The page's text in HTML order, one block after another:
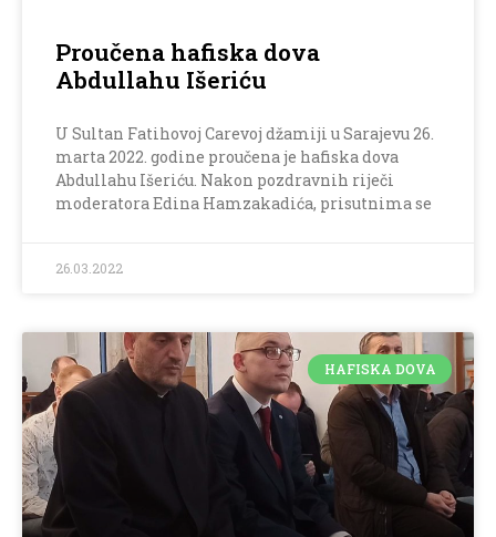
Proučena hafiska dova
Abdullahu Išeriću
U Sultan Fatihovoj Carevoj džamiji u Sarajevu 26.
marta 2022. godine proučena je hafiska dova
Abdullahu Išeriću. Nakon pozdravnih riječi
moderatora Edina Hamzakadića, prisutnima se
26.03.2022
HAFISKA DOVA